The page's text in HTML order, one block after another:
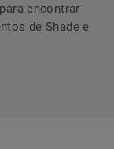
encontrar
de Shade e